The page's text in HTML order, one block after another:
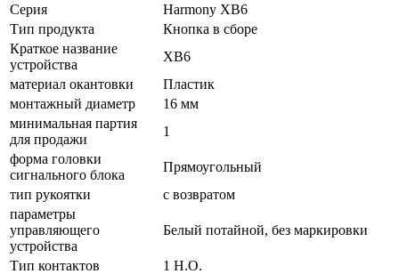
Серия
Harmony XB6
Тип продукта
Кнопка в сборе
Краткое название
устройства
XB6
материал окантовки
Пластик
монтажный диаметр
16 мм
минимальная партия
для продажи
1
форма головки
сигнального блока
Прямоугольный
тип рукоятки
с возвратом
параметры
управляющего
устройства
Белый потайной, без маркировки
Тип контактов
1 Н.О.